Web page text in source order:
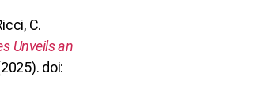
C.
Unveils an
doi: